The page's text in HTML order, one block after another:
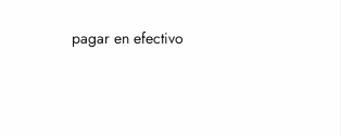
pagar en efectivo